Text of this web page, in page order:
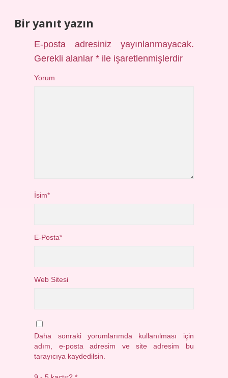
Bir yanıt yazın
E-posta adresiniz yayınlanmayacak.
Gerekli alanlar* ile işaretlenmişlerdir
Yorum
İsim*
E-Posta*
Web Sitesi
Daha sonraki yorumlarımda kullanılması için
adım, e-posta adresim ve site adresim bu
tarayıcıya kaydedilsin.